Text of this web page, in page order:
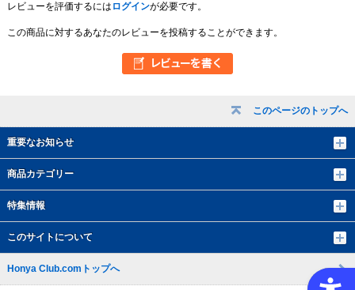
このページのトップへ
重要なお知らせ
商品カテゴリー
特集情報
このサイトについて
レビューを評価するには ログインが必要です。
この商品に対するあなたのレビューを投稿することができます。
Honya Club.comトップへ